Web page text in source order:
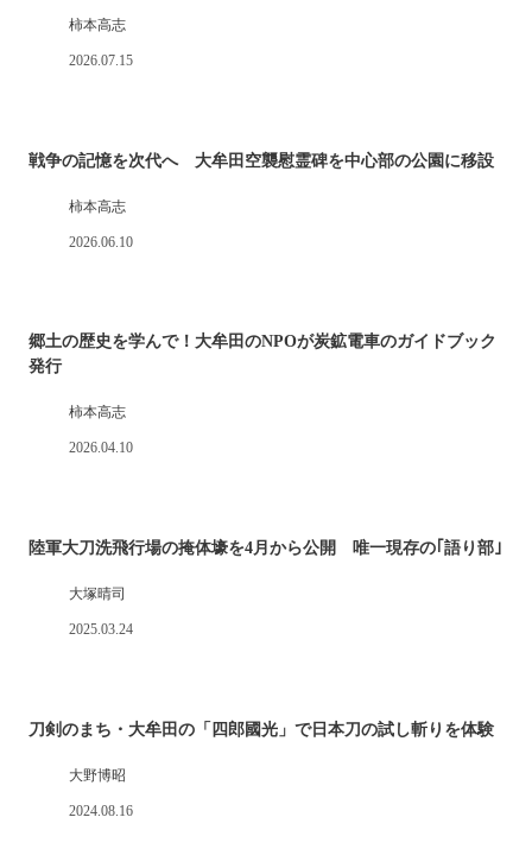
柿本高志
2026.07.15
戦争の記憶を次代へ 大牟田空襲慰霊碑を中心部の公園に移設
柿本高志
2026.06.10
郷土の歴史を学んで！大牟田のNPOが炭鉱電車のガイドブック
発行
柿本高志
2026.04.10
陸軍大刀洗飛行場の掩体壕を4月から公開 唯一現存の｢語り部｣
大塚晴司
2025.03.24
刀剣のまち・大牟田の「四郎國光」で日本刀の試し斬りを体験
大野博昭
2024.08.16